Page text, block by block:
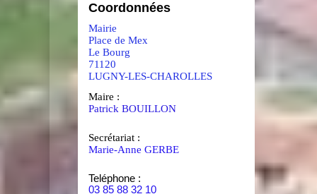
Coordonnées
Mairie
Place de Mex
Le Bourg
71120
LUGNY-LES-CHAROLLES
Maire :
Patrick BOUILLON
Secrétariat :
Marie-Anne GERBE
Teléphone :
03 85 88 32 10